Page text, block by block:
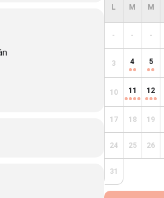
- - -
3 4 5
10 11 12
17 18 19
24 25 26
31